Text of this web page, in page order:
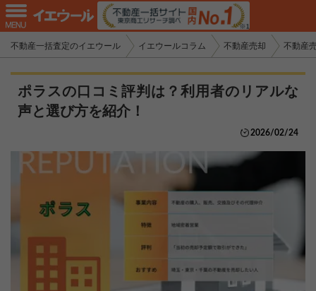
不動産一括査定のイエウール イエウールコラム 不動産売却 不動産
ポラスの口コミ評判は？利用者のリアルな
声と選び方を紹介！
2026/02/24